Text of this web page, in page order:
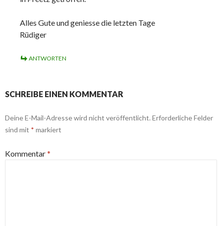
Alles Gute und geniesse die letzten Tage
Rüdiger
ANTWORTEN
SCHREIBE EINEN KOMMENTAR
Deine E-Mail-Adresse wird nicht veröffentlicht.Erforderliche Felder
sind mit * markiert
Kommentar*